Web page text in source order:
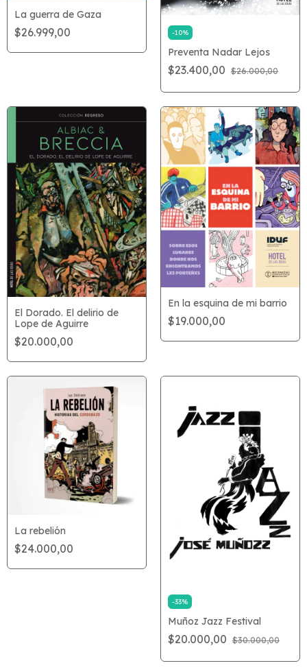
La guerra de Gaza
$26.999,00 -10%
Preventa Nadar Lejos
$23.400,00 $26.000,00
El Dorado. El delirio de
Lope de Aguirre
$20.000,00
En la esquina de mi barrio
$19.000,00
La rebelión
$24.000,00
-33%
Muñoz Jazz Festival
$20.000,00 $30.000,00